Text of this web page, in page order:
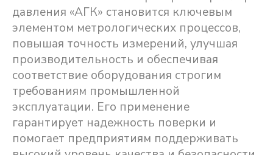
давления «АГК» становится ключевым
элементом метрологических процессов,
повышая точность измерений, улучшая
производительность и обеспечивая
соответствие оборудования строгим
требованиям промышленной
эксплуатации. Его применение
гарантирует надежность поверки и
помогает предприятиям поддерживать